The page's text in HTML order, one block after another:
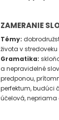
ZAMERANIE
Témy:
života v stredoveku
Gramatika:
a nepravidelné
predponou,
perfektum, budúci
účelová,